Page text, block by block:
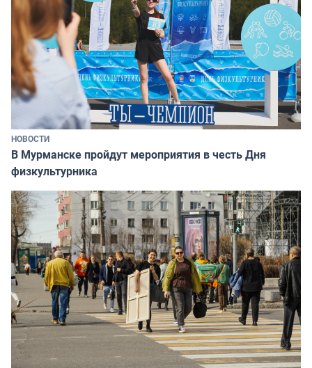
НОВОСТИ
В Мурманске пройдут мероприятия в честь Дня
физкультурника